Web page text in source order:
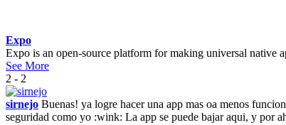
Expo
Expo is an open-source platform for making universal native
See More
2 - 2
sirnejo Buenas! ya logre hacer una app mas oa menos
seguridad como yo :wink: La app se puede bajar aqui, y por